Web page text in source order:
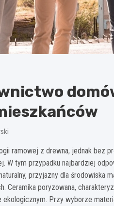
ramowej z drewna, jednak bez
W tym przypadku najbardziej
przyjazny dla środowiska
Ceramika poryzowana,
Przy wyborze